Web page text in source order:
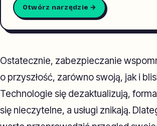
Otwórz narzędzie →
Ostatecznie, zabezpieczanie
o przyszłość, zarówno swoją, jak i
Technologie się dezaktualizują,
się nieczytelne, a usługi znikają.